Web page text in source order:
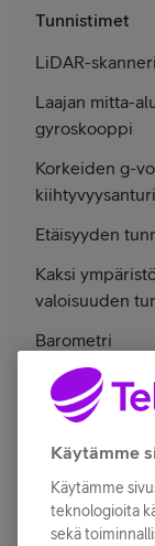
Tunnistimet
LiDAR-skanneri
Laajan mitta-
gyroskooppi
Korkeiden g-
kiihtyvyys­anturi
Etäisyyden
Kaksi
valoisuuden
Barometri
SIM-kortti
Kaksi SIMiä
aktiivista
Kahden
Käytämme
Käytämme
teknologioita
sekä